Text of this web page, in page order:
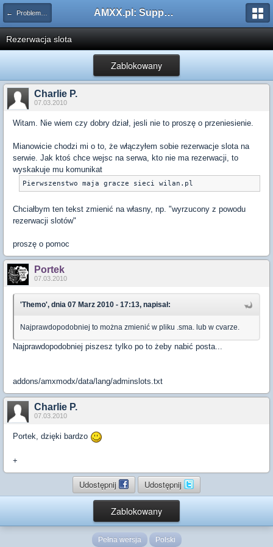
← Problemy z pluginami AMXX.pl: Support AMX Mod X i SourceMod
Rezerwacja slota
Zablokowany
Charlie P.
07.03.2010
Witam. Nie wiem czy dobry dział, jesli nie to proszę o przeniesienie.
Mianowicie chodzi mi o to, że włączyłem sobie rezerwacje slota na
serwie. Jak ktoś chce wejsc na serwa, kto nie ma rezerwacji, to
wyskakuje mu komunikat
Pierwszenstwo maja gracze sieci wilan.pl
Chciałbym ten tekst zmienić na własny, np. "wyrzucony z powodu
rezerwacji slotów"
proszę o pomoc
Portek
07.03.2010
'Themo', dnia 07 Marz 2010 - 17:13, napisał:
Najprawdopodobniej to można zmienić w pliku .sma. lub w cvarze.
Najprawdopodobniej piszesz tylko po to żeby nabić posta...
addons/amxmodx/data/lang/adminslots.txt
Charlie P.
07.03.2010
Portek, dzięki bardzo
+
Udostępnij Udostępnij
Zablokowany
Pełna wersja Polski